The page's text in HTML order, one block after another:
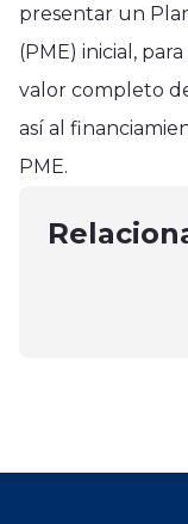
presentar un
(PME) inicial,
valor completo
así al
PME.
Nacional
Aprueban
abril 9,
ante
En Retiro